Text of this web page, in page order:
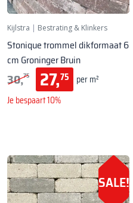
Kijlstra | Bestrating & Klinkers
Stonique trommel dikformaat 6
cm Groninger Bruin
30,75 27,75
per m²
Je bespaart 10%
SALE!